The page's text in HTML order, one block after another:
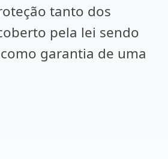
tanto dos
pela lei sendo
garantia de uma